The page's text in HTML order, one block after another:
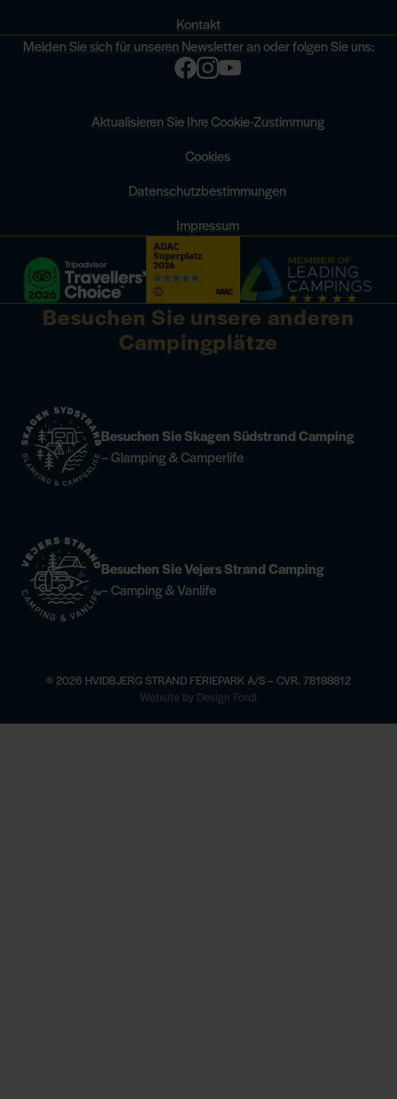
Kontakt
Melden Sie sich für unseren Newsletter anoder folgen Sie uns:
Aktualisieren Sie Ihre Cookie-Zustimmung
Cookies
Datenschutzbestimmungen
Impressum
Besuchen Sie unsere anderen
Campingplätze
Besuchen Sie Skagen Südstrand Camping
– Glamping & Camperlife
Besuchen Sie Vejers Strand Camping
– Camping & Vanlife
© 2026 HVIDBJERG STRAND FERIEPARK A/S – CVR. 78188812
Website by Design Fordi
sehen Sie mehrChampagne-Dinner im Høfde4 —